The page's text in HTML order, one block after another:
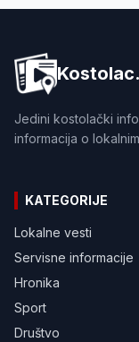
Jedini kostolački
informacija o
KATEGORIJE
Lokalne vesti
Servisne informacije
Hronika
Sport
Društvo